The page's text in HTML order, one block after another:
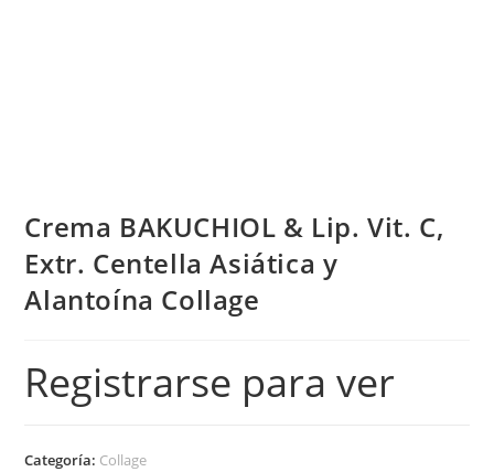
Crema BAKUCHIOL & Lip. Vit. C,
Extr. Centella Asiática y
Alantoína Collage
Registrarse para ver
Categoría: Collage